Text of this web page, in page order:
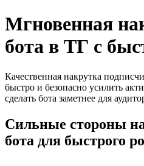
Мгновенная
бота в ТГ с
Качественная накрутка
быстро и безопасно усилить
сделать бота заметнее для
Сильные стороны
бота для быстрого